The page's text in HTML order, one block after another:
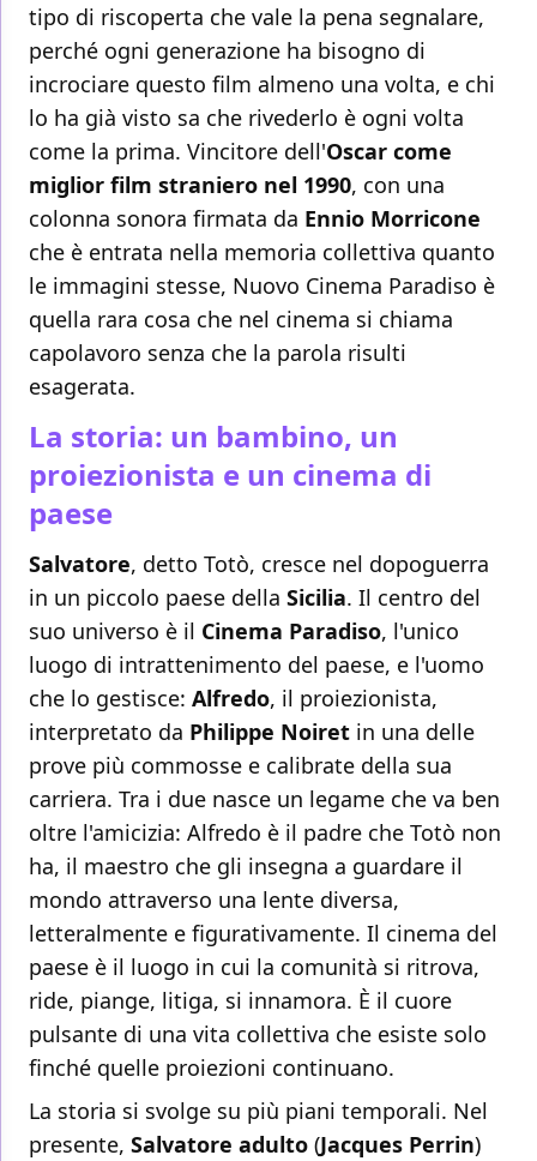
tipo di riscoperta che vale la pena segnalare,
perché ogni generazione ha bisogno di
incrociare questo film almeno una volta, e chi
lo ha già visto sa che rivederlo è ogni volta
come la prima. Vincitore dell'Oscar come
miglior film straniero nel 1990, con una
colonna sonora firmata da Ennio Morricone
che è entrata nella memoria collettiva quanto
le immagini stesse, Nuovo Cinema Paradiso è
quella rara cosa che nel cinema si chiama
capolavoro senza che la parola risulti
esagerata.
La storia: un bambino, un
proiezionista e un cinema di
paese
Salvatore, detto Totò, cresce nel dopoguerra
in un piccolo paese della Sicilia. Il centro del
suo universo è il Cinema Paradiso, l'unico
luogo di intrattenimento del paese, e l'uomo
che lo gestisce: Alfredo, il proiezionista,
interpretato da Philippe Noiret in una delle
prove più commosse e calibrate della sua
carriera. Tra i due nasce un legame che va ben
oltre l'amicizia: Alfredo è il padre che Totò non
ha, il maestro che gli insegna a guardare il
mondo attraverso una lente diversa,
letteralmente e figurativamente. Il cinema del
paese è il luogo in cui la comunità si ritrova,
ride, piange, litiga, si innamora. È il cuore
pulsante di una vita collettiva che esiste solo
finché quelle proiezioni continuano.
La storia si svolge su più piani temporali. Nel
presente, Salvatore adulto (Jacques Perrin)